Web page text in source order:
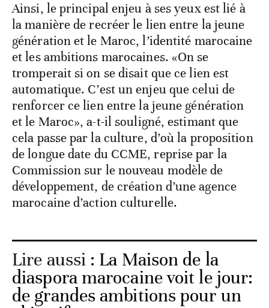
Ainsi, le principal enjeu à ses yeux est lié à
la manière de recréer le lien entre la jeune
génération et le Maroc, l’identité marocaine
et les ambitions marocaines. «On se
tromperait si on se disait que ce lien est
automatique. C’est un enjeu que celui de
renforcer ce lien entre la jeune génération
et le Maroc», a-t-il souligné, estimant que
cela passe par la culture, d’où la proposition
de longue date du CCME, reprise par la
Commission sur le nouveau modèle de
développement, de création d’une agence
marocaine d’action culturelle.
Lire aussi : La Maison de la
diaspora marocaine voit le jour:
de grandes ambitions pour un